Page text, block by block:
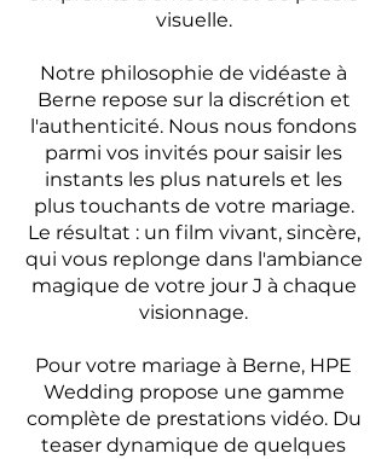
visuelle.
Notre philosophie de vidéaste à
Berne repose sur la discrétion et
l'authenticité. Nous nous fondons
parmi vos invités pour saisir les
instants les plus naturels et les
plus touchants de votre mariage.
Le résultat : un film vivant, sincère,
qui vous replonge dans l'ambiance
magique de votre jour J à chaque
visionnage.
Pour votre mariage à Berne, HPE
Wedding propose une gamme
complète de prestations vidéo. Du
teaser dynamique de quelques